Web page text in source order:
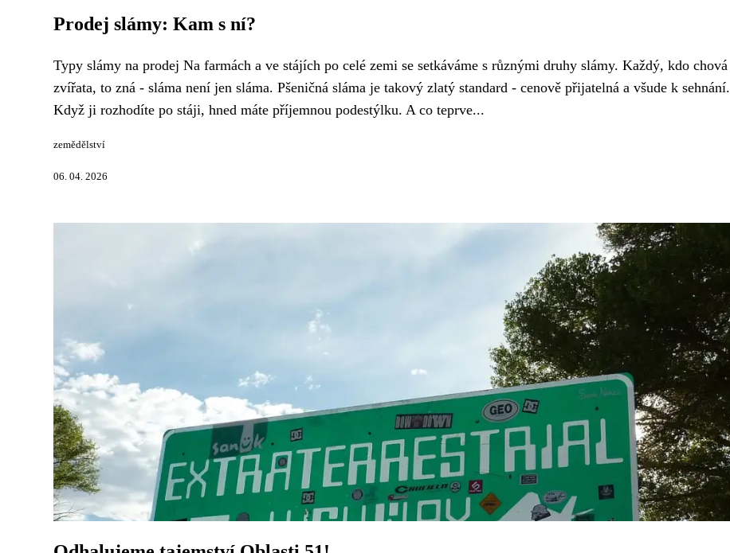
Prodej slámy: Kam s ní?
Typy slámy na prodej Na farmách a ve stájích po celé zemi se setkáváme s různými druhy slámy. Každý, kdo chová
zvířata, to zná - sláma není jen sláma. Pšeničná sláma je takový zlatý standard - cenově přijatelná a všude k sehnání.
Když ji rozhodíte po stáji, hned máte příjemnou podestýlku. A co teprve...
zemědělství
06. 04. 2026